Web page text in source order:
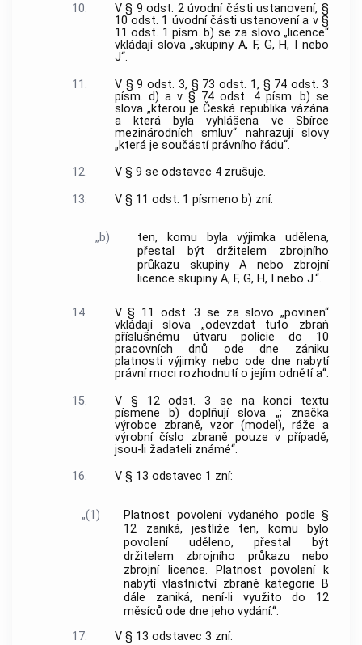
10.
V § 9 odst. 2 úvodní části ustanovení, §
10 odst. 1 úvodní části ustanovení a v §
11 odst. 1 písm. b) se za slovo „licence“
vkládají slova „skupiny A, F, G, H, I nebo
J“.
11.
V § 9 odst. 3, § 73 odst. 1, § 74 odst. 3
písm. d) a v § 74 odst. 4 písm. b) se
slova „kterou je Česká republika vázána
a která byla vyhlášena ve Sbírce
mezinárodních smluv“ nahrazují slovy
„která je součástí právního řádu“.
12.
V § 9 se odstavec 4 zrušuje.
13.
V § 11 odst. 1 písmeno b) zní:
„b)
ten, komu byla výjimka udělena,
přestal být držitelem zbrojního
průkazu skupiny A nebo zbrojní
licence skupiny A, F, G, H, I nebo J.“.
14.
V § 11 odst. 3 se za slovo „povinen“
vkládají slova „odevzdat tuto zbraň
příslušnému útvaru policie do 10
pracovních dnů ode dne zániku
platnosti výjimky nebo ode dne nabytí
právní moci rozhodnutí o jejím odnětí a“.
15.
V § 12 odst. 3 se na konci textu
písmene b) doplňují slova „; značka
výrobce zbraně, vzor (model), ráže a
výrobní číslo zbraně pouze v případě,
jsou-li žadateli známé“.
16.
V § 13 odstavec 1 zní:
„(1)
Platnost povolení vydaného podle §
12 zaniká, jestliže ten, komu bylo
povolení uděleno, přestal být
držitelem zbrojního průkazu nebo
zbrojní licence. Platnost povolení k
nabytí vlastnictví zbraně kategorie B
dále zaniká, není-li využito do 12
měsíců ode dne jeho vydání.“.
17.
V § 13 odstavec 3 zní: